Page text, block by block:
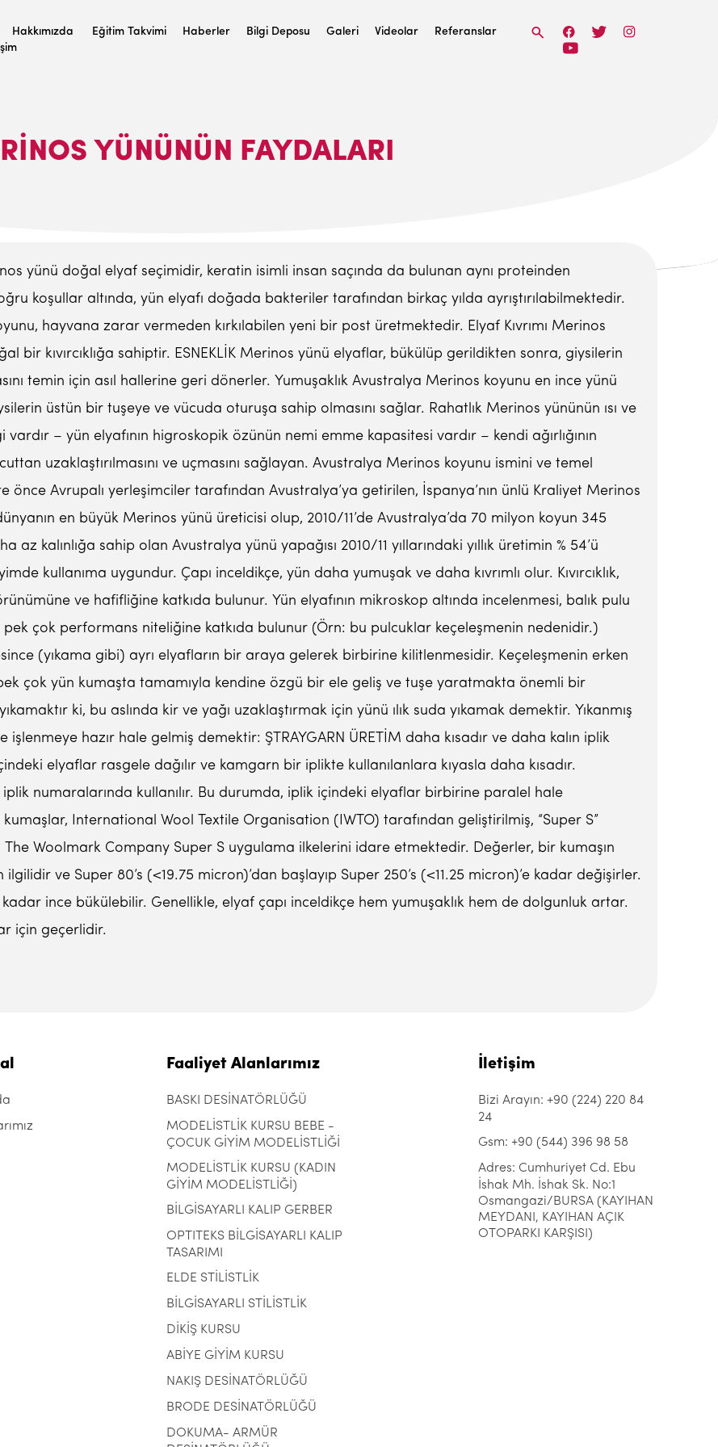
Hakkımızda Eğitim Takvimi Haberler Bilgi Deposu Galeri Videolar
Referanslar
YÜNÜNÜN FAYDALARI
yünü doğal elyaf seçimidir, keratin isimli insan saçında da bulunan aynı proteinden
koşullar altında, yün elyafı doğada bakteriler tarafından birkaç yılda ayrıştırılabilmektedir.
hayvana zarar vermeden kırkılabilen yeni bir post üretmektedir. Elyaf Kıvrımı Merinos
bir kıvırcıklığa sahiptir. ESNEKLİK Merinos yünü elyaflar, bükülüp gerildikten sonra, giysilerin
temin için asıl hallerine geri dönerler. Yumuşaklık Avustralya Merinos koyunu en ince yünü
üstün bir tuşeye ve vücuda oturuşa sahip olmasını sağlar. Rahatlık Merinos yününün ısı ve
– yün elyafının higroskopik özünün nemi emme kapasitesi vardır – kendi ağırlığının
uzaklaştırılmasını ve uçmasını sağlayan. Avustralya Merinos koyunu ismini ve temel
Avrupalı yerleşimciler tarafından Avustralya’ya getirilen, İspanya’nın ünlü Kraliyet Merinos
en büyük Merinos yünü üreticisi olup, 2010/11’de Avustralya’da 70 milyon koyun 345
kalınlığa sahip olan Avustralya yünü yapağısı 2010/11 yıllarındaki yıllık üretimin % 54’ü
kullanıma uygundur. Çapı inceldikçe, yün daha yumuşak ve daha kıvrımlı olur. Kıvırcıklık,
ve hafifliğine katkıda bulunur. Yün elyafının mikroskop altında incelenmesi, balık pulu
pek çok performans niteliğine katkıda bulunur (Örn: bu pulcuklar keçeleşmenin nedenidir.)
(yıkama gibi) ayrı elyafların bir araya gelerek birbirine kilitlenmesidir. Keçeleşmenin erken
çok yün kumaşta tamamıyla kendine özgü bir ele geliş ve tuşe yaratmakta önemli bir
ki, bu aslında kir ve yağı uzaklaştırmak için yünü ılık suda yıkamak demektir. Yıkanmış
hazır hale gelmiş demektir: ŞTRAYGARN ÜRETİM daha kısadır ve daha kalın iplik
elyaflar rasgele dağılır ve kamgarn bir iplikte kullanılanlara kıyasla daha kısadır.
numaralarında kullanılır. Bu durumda, iplik içindeki elyaflar birbirine paralel hale
International Wool Textile Organisation (IWTO) tarafından geliştirilmiş, “Super S”
Woolmark Company Super S uygulama ilkelerini idare etmektedir. Değerler, bir kumaşın
ve Super 80’s (<19.75 micron)’dan başlayıp Super 250’s (<11.25 micron)’e kadar değişirler.
ince bükülebilir. Genellikle, elyaf çapı inceldikçe hem yumuşaklık hem de dolgunluk artar.
için geçerlidir.
Faaliyet Alanlarımız
BASKI DESİNATÖRLÜĞÜ
MODELİSTLİK KURSU BEBE -
ÇOCUK GİYİM MODELİSTLİĞİ
MODELİSTLİK KURSU (KADIN
GİYİM MODELİSTLİĞİ)
BİLGİSAYARLI KALIP GERBER
OPTITEKS BİLGİSAYARLI KALIP
TASARIMI
ELDE STİLİSTLİK
BİLGİSAYARLI STİLİSTLİK
DİKİŞ KURSU
ABİYE GİYİM KURSU
NAKIŞ DESİNATÖRLÜĞÜ
BRODE DESİNATÖRLÜĞÜ
DOKUMA- ARMÜR
İletişim
Bizi Arayın: +90 (224) 220 84
24
Gsm: +90 (544) 396 98 58
Adres: Cumhuriyet Cd. Ebu
İshak Mh. İshak Sk. No:1
Osmangazi/BURSA (KAYIHAN
MEYDANI, KAYIHAN AÇIK
OTOPARKI KARŞISI)